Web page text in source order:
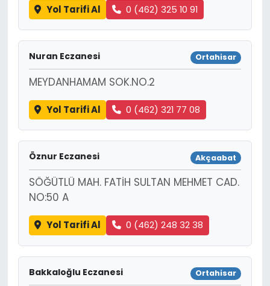
Yol Tarifi Al 0 (462) 325 10 91
Nuran Eczanesi Ortahisar
MEYDANHAMAM SOK.NO.2
Yol Tarifi Al 0 (462) 321 77 08
Öznur Eczanesi Akçaabat
SÖĞÜTLÜ MAH. FATİH SULTAN MEHMET CAD.
NO:50 A
Yol Tarifi Al 0 (462) 248 32 38
Bakkaloğlu Eczanesi Ortahisar